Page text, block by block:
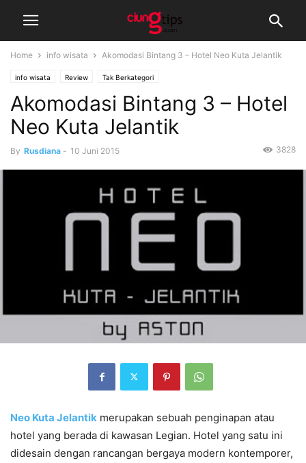
Home info wisata Akomodasi Bintang 3 – Hotel Neo Kuta Jelantik
info wisata Review Tak Berkategori
Akomodasi Bintang 3 – Hotel
Neo Kuta Jelantik
By Rusdiana - 10 Juni 2015 3828
Neo Kuta Jelantik merupakan sebuah penginapan atau
hotel yang berada di kawasan Legian. Hotel yang satu ini
didesain dengan rancangan bergaya modern kontemporer,